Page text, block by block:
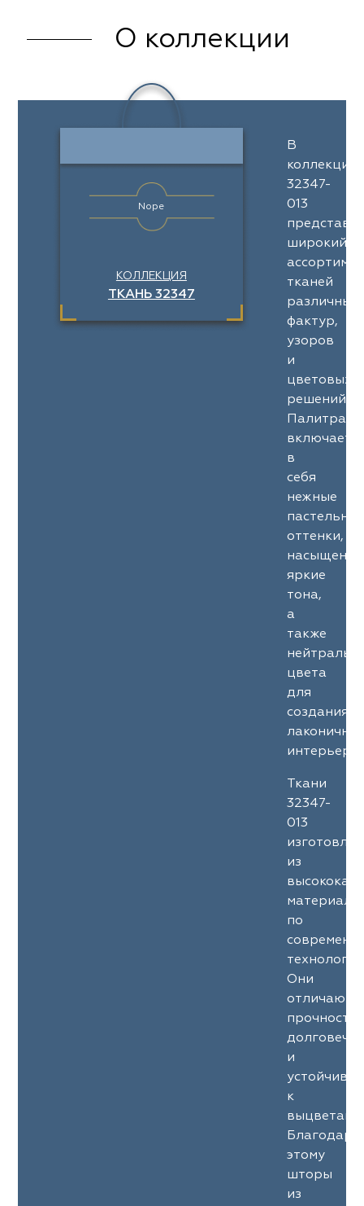
О коллекции
Nope
КОЛЛЕКЦИЯ
ТКАНЬ 32347
В
коллекции
32347-
013
широкий
тканей
различных
фактур,
узоров
и
цветовых
решений.
Палитра
включает
в
себя
нежные
оттенки,
яркие
тона,
а
также
цвета
для
создания
Ткани
32347-
013
из
по
Они
и
к
Благодаря
этому
шторы
из